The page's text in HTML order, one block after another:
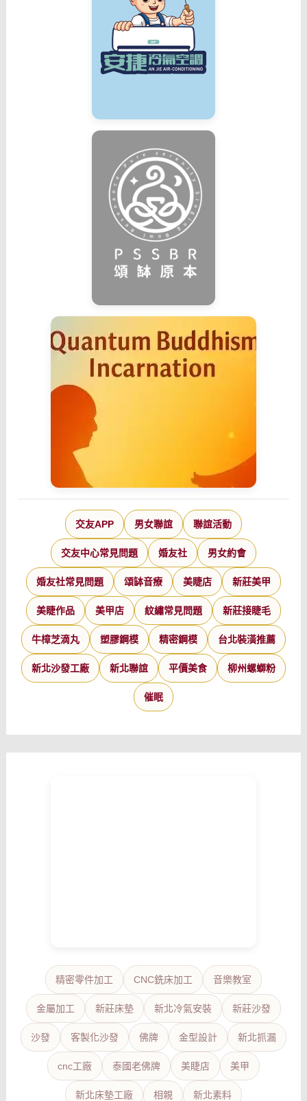
交友APP 男女聯誼 聯誼活動
交友中心常見問題 婚友社 男女約會
婚友社常見問題 頌缽音療 美睫店 新莊美甲
美睫作品 美甲店 紋繡常見問題 新莊接睫毛
牛樟芝滴丸 塑膠鋼模 精密鋼模 台北裝潢推薦
新北沙發工廠 新北聯誼 平價美食 柳州螺螄粉
催眠
精密零件加工 CNC銑床加工 音樂教室
金屬加工 新莊床墊 新北冷氣安裝 新莊沙發
沙發 客製化沙發 佛牌 金型設計 新北抓漏
cnc工廠 泰國老佛牌 美睫店 美甲
新北床墊工廠 相親 新北素料